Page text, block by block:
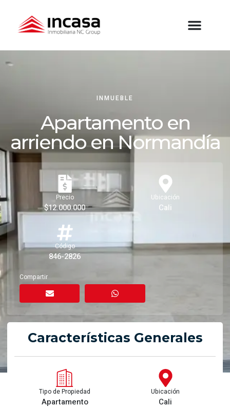
INMUEBLE
Apartamento en
arriendo en Normandía
Precio
$12.000.000
Ubicación
Cali
Código
846-2826
Compartir
Características Generales
Tipo de Propiedad
Apartamento
Ubicación
Cali